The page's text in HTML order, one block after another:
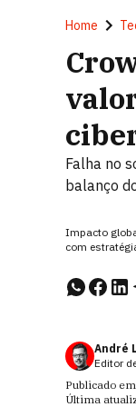
Home
Falha no
balanço
Impacto
com
André
Editor
Publicado em
Última